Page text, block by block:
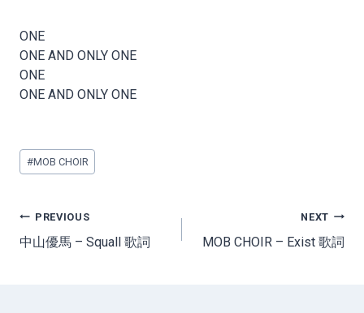
ONE
ONE AND ONLY ONE
ONE
ONE AND ONLY ONE
Post
Tags:
#MOB CHOIR
Post
navigation
PREVIOUS
中山優馬 – Squall 歌詞
NEXT
MOB CHOIR – Exist 歌詞